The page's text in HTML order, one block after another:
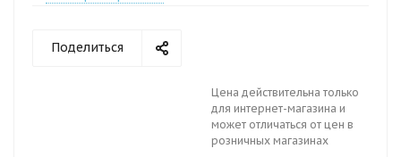
Поделиться
Цена действительна только
для интернет-магазина и
может отличаться от цен в
розничных магазинах